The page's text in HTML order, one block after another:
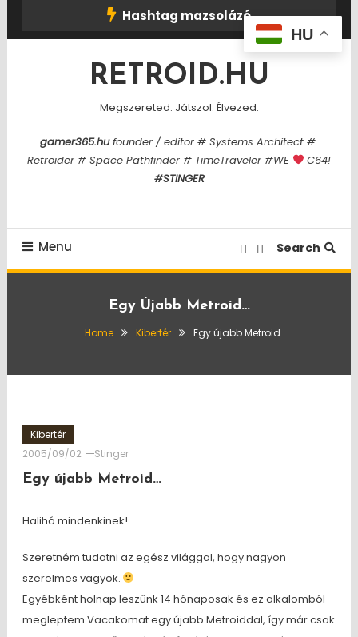
Hashtag mazsolázó
RETROID.HU
Megszereted. Játszol. Élvezed.
gamer365.hufounder / editor # Systems Architect #
Retroider # Space Pathfinder # TimeTraveler #WE
C64!
#STINGER
Menu Search
Egy Újabb Metroid…
Home Kibertér Egy újabb Metroid…
Kibertér
2005/09/02
Stinger
Egy újabb Metroid…
Halihó mindenkinek!
Szeretném tudatni az egész világgal, hogy nagyon
szerelmes vagyok.
Egyébként holnap leszünk 14 hónaposak és ez alkalomból
megleptem Vacakomat egy újabb Metroiddal, így már csak
HU